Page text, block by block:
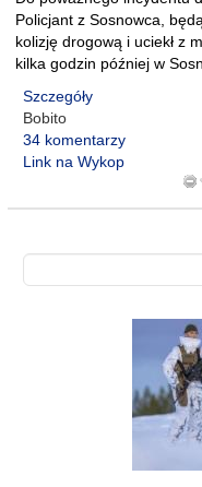
Policjant z Sosnowca,
kolizję drogową i uciekł z
kilka godzin później w
Szczegóły
Bobito
34 komentarzy
Link na Wykop